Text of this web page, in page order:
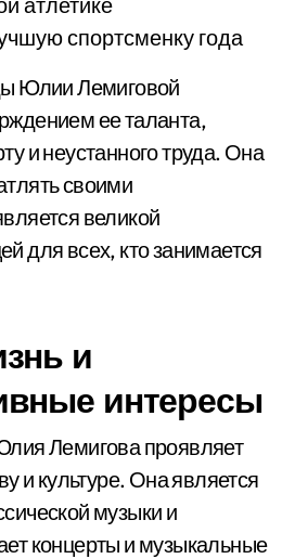
спортсменку года
Юлии Лемиговой
ее таланта,
и неустанного труда. Она
своими
великой
для всех, кто занимается
и
интересы
Лемигова проявляет
и культуре. Она является
музыки и
концерты и музыкальные